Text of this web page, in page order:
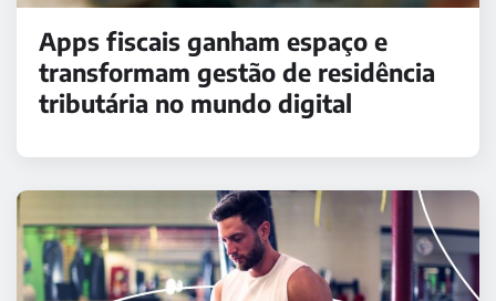
Apps fiscais ganham espaço e
transformam gestão de residência
tributária no mundo digital